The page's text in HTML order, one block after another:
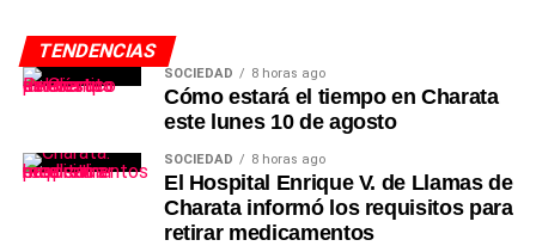
TENDENCIAS
SOCIEDAD 8 horas ago
Cómo estará el tiempo en Charata
este lunes 10 de agosto
SOCIEDAD 8 horas ago
El Hospital Enrique V. de Llamas de
Charata informó los requisitos para
retirar medicamentos